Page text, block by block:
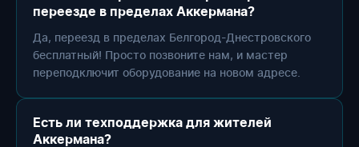
переезде в пределах Аккермана?
Да, переезд в пределах Белгород-Днестровского
бесплатный! Просто позвоните нам, и мастер
переподключит оборудование на новом адресе.
Есть ли техподдержка для жителей
Аккермана?